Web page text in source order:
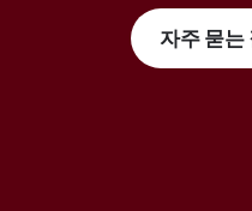
자주 묻는